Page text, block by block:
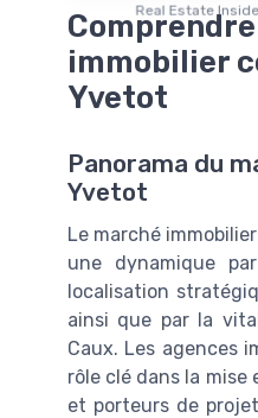
Real Estate
immobilier
Yvetot
Panorama du
Yvetot
Le marché
une dynamique
localisation
ainsi que par la
Caux. Les agences
rôle clé dans la
et porteurs de